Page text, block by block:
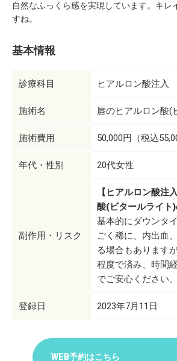
自然なふっくら感を実現しています。キレ
すね。
基本情報
診療科目 ヒアルロン酸注入
施術名 唇のヒアルロン酸(
施術費用 50,000円（税込
年代・性別 20代女性
副作用・リスク
【ヒアルロン酸注
酸(ビタールライト)
基本的にダウンタ
ごく稀に、内出血
る場合もあります
程度で済み、時間
でご安心ください。
登録日 2023年7月11日
WEB予約はこちら